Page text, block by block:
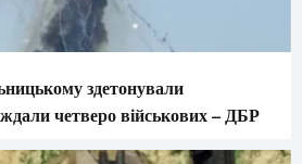
здетонували
четверо військових – ДБР